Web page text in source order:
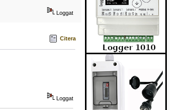
Loggat
Citera
Loggat